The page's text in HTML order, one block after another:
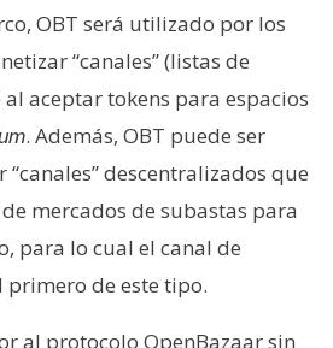
OBT será utilizado por los
“canales” (listas de
aceptar tokens para espacios
. Además, OBT puede ser
descentralizados que
mercados de subastas para
para lo cual el canal de
primero de este tipo.
al protocolo OpenBazaar sin